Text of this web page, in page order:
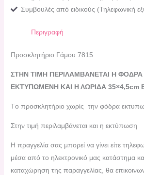
Συμβουλές από ειδικούς (Τηλεφωνική
Περιγραφή
Προσκλητήριο Γάμου 7815
ΣΤΗΝ ΤΙΜΗ ΠΕΡΙΛΑΜΒΑΝΕΤΑΙ Η
ΕΚΤΥΠΩΜΕΝΗ ΚΑΙ Η ΛΩΡΙΔΑ
Tο προσκλητήριο χωρίς την φόδρα
Στην τιμή περιλαμβάνεται και η εκτύπωση
H πραγγελία σας μπορεί να γίνει είτε
μέσα από το ηλεκτρονικό μας κατάστημα
καταχώρηση της παραγγελίας, θα